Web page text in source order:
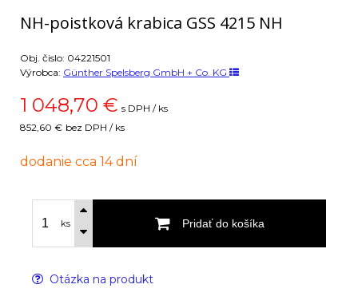
NH-poistková krabica GSS 4215 NH
Obj. čislo: 04221501
Výrobca: Günther Spelsberg GmbH + Co. KG
1 048,70 € s DPH / ks
852,60 € bez DPH / ks
dodanie cca 14 dní
ks Pridať do košíka
Otázka na produkt